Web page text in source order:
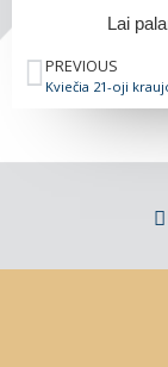
Lai
PREVIOUS